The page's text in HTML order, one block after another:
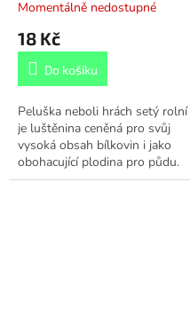
Momentálně nedostupné
18 Kč
Do košíku
Peluška neboli hrách setý rolní
je luštěnina ceněná pro svůj
vysoká obsah bílkovin i jako
obohacující plodina pro půdu.
Krmí se drůbeži (hlavně